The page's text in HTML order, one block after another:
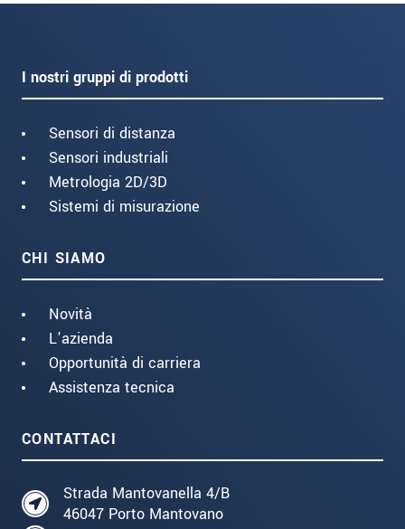
I nostri gruppi di prodotti
Sensori di distanza
Sensori industriali
Metrologia 2D/3D
Sistemi di misurazione
CHI SIAMO
Novità
L'azienda
Opportunità di carriera
Assistenza tecnica
CONTATTACI
Strada Mantovanella 4/B
46047 Porto Mantovano